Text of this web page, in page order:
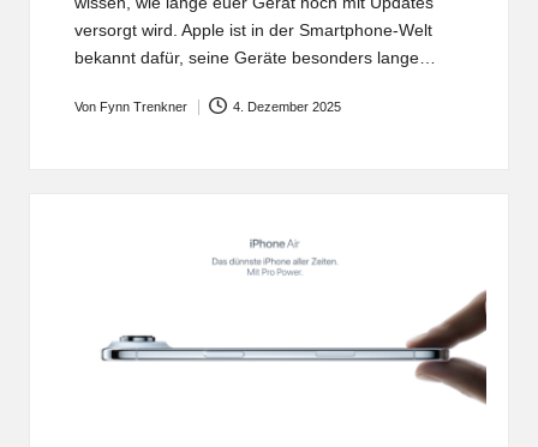
versorgt wird. Apple ist in der Smartphone-Welt
bekannt dafür, seine Geräte besonders lange…
Posted
Von Fynn Trenkner 4. Dezember 2025